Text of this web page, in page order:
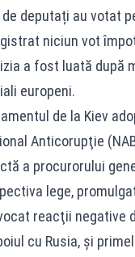
de deputați au votat
niciun vot
a fost luată după
europeni.
de la Kiev
Anticorupţie
a procurorului
lege,
reacţii negative
cu Rusia, şi